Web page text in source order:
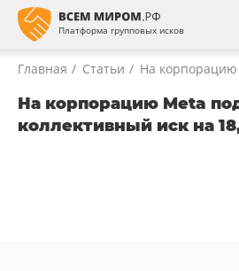
Платформа групповых исков
Главная Статьи На корпорацию
На корпорацию Meta
коллективный иск на
Войти
Зарегистрироваться
Уже есть аккаунт? Вход
Изменить пароль
НОВЫЙ ПАРОЛЬ
НОМЕР ТЕЛЕФОНА